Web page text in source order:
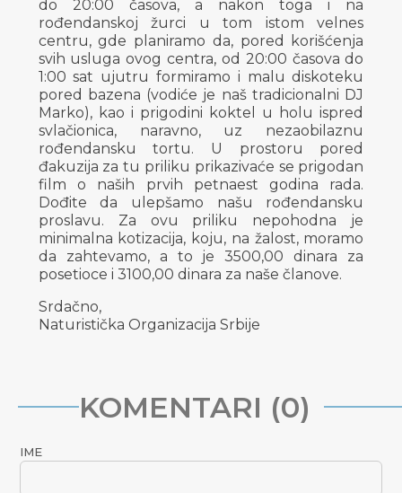
do 20:00 časova, a nakon toga i na
rođendanskoj žurci u tom istom velnes
centru, gde planiramo da, pored korišćenja
svih usluga ovog centra, od 20:00 časova do
1:00 sat ujutru formiramo i malu diskoteku
pored bazena (vodiće je naš tradicionalni DJ
Marko), kao i prigodini koktel u holu ispred
svlačionica, naravno, uz nezaobilaznu
rođendansku tortu. U prostoru pored
đakuzija za tu priliku prikazivaće se prigodan
film o naših prvih petnaest godina rada.
Dođite da ulepšamo našu rođendansku
proslavu. Za ovu priliku nepohodna je
minimalna kotizacija, koju, na žalost, moramo
da zahtevamo, a to je 3500,00 dinara za
posetioce i 3100,00 dinara za naše članove.
Srdačno,
Naturistička Organizacija Srbije
KOMENTARI (0)
IME